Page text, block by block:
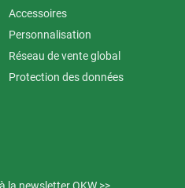
Accessoires
Personnalisation
Réseau de vente global
Protection des données